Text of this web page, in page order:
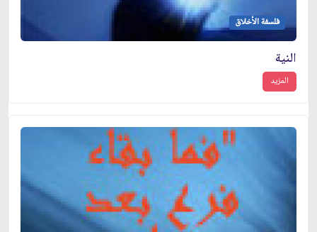
فلسفة الأخلاق
النية
المزيد